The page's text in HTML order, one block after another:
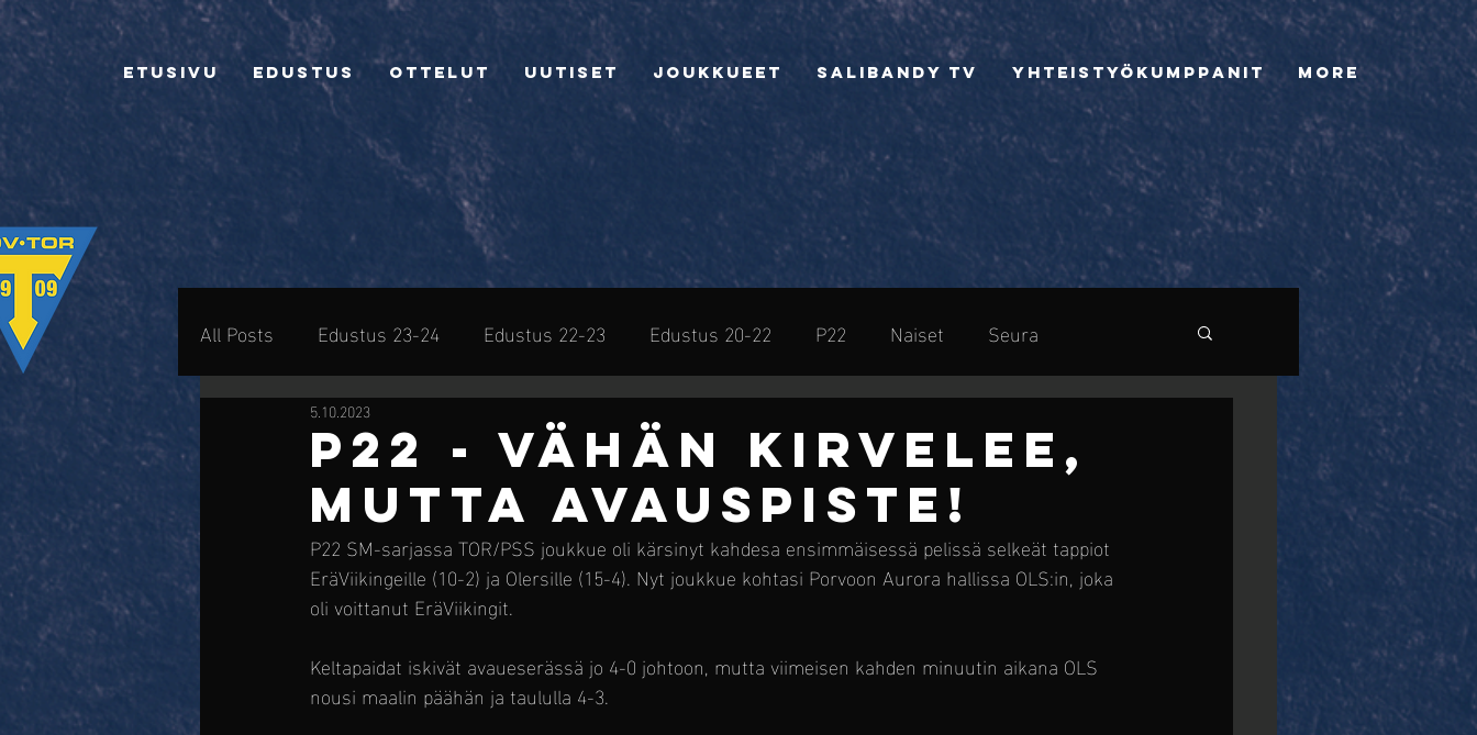
Etusivu Edustus Ottelut Uutiset Joukkueet Salibandy TV Yhteistyökumppanit More
All Posts Edustus 23-24 Edustus 22-23 Edustus 20-22 P22 Naiset Seura
Yhteistyökumppanit
P22 - VÄHÄN KIRVELEE,
MUTTA AVAUSPISTE!
5.10.2023
P22 SM-sarjassa TOR/PSS joukkue oli kärsinyt kahdesa ensimmäisessä pelissä selkeät tappiot
EräViikingeille (10-2) ja Olersille (15-4). Nyt joukkue kohtasi Porvoon Aurora hallissa OLS:in, joka
oli voittanut EräViikingit.
Keltapaidat iskivät avaueserässä jo 4-0 johtoon, mutta viimeisen kahden minuutin aikana OLS
nousi maalin päähän ja taululla 4-3.